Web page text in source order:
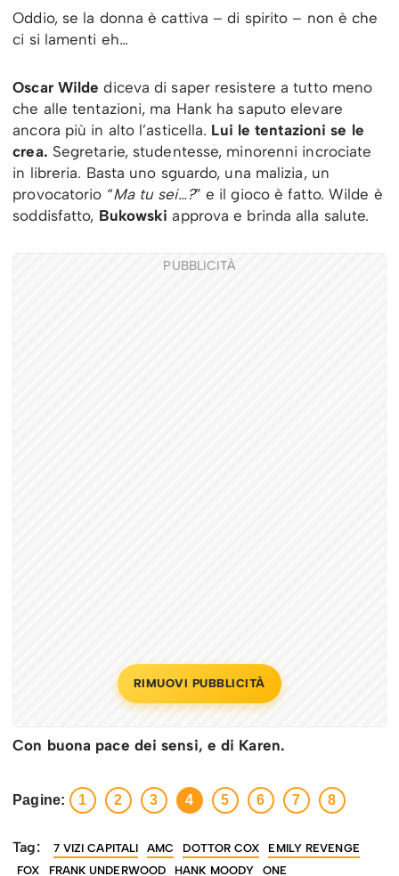
Oddio, se la donna è cattiva – di spirito – non è che
ci si lamenti eh…
Oscar Wilde diceva di saper resistere a tutto meno
che alle tentazioni, ma Hank ha saputo elevare
ancora più in alto l’asticella. Lui le tentazioni se le
crea. Segretarie, studentesse, minorenni incrociate
in libreria. Basta uno sguardo, una malizia, un
provocatorio “Ma tu sei…?” e il gioco è fatto. Wilde è
soddisfatto, Bukowski approva e brinda alla salute.
PUBBLICITÀ
RIMUOVI PUBBLICITÀ
Con buona pace dei sensi, e di Karen.
Pagine: 1 2 3 4 5 6 7 8
Tag: 7 VIZI CAPITALI AMC DOTTOR COX
EMILY REVENGE
FOX
FRANK UNDERWOOD HANK MOODY ONE